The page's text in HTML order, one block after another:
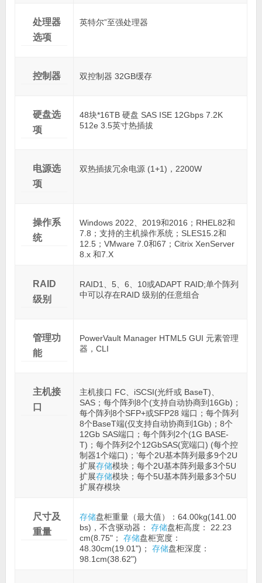
处理器
选项
英特尔”至强处理器
控制器 双控制器 32GB缓存
硬盘选
项
48块*16TB 硬盘 SAS ISE 12Gbps 7.2K
512e 3.5英寸热插拔
电源选
项
双热插拔冗余电源 (1+1)，2200W
操作系
统
Windows 2022、2019和2016；RHEL82和
7.8；支持的主机操作系统；SLES15.2和
12.5；VMware 7.0和67；Citrix XenServer
8.x 和7.X
RAID
级别
RAID1、5、6、10或ADAPT RAID;单个阵列
中可以存在RAID 级别的任意组合
管理功
能
PowerVault Manager HTML5 GUI 元素管理
器，CLI
主机接
口
主机接口 FC、iSCSI(光纤或 BaseT)、
SAS；每个阵列8个(支持自动协商到16Gb)；
每个阵列8个SFP+或SFP28 端口；每个阵列
8个BaseT端(仅支持自动协商到1Gb)；8个
12Gb SAS端口；每个阵列2个(1G BASE-
T)；每个阵列2个12GbSAS(宽端口) (每个控
制器1个端口)；’每个2U基本阵列最多9个2U
扩展存储模块；每个2U基本阵列最多3个5U
扩展存储模块；每个5U基本阵列最多3个5U
扩展存模块
尺寸及
重量
存储盘柜重量（最大值）：64.00kg(141.00
bs)，不含驱动器： 存储盘柜高度： 22.23
cm(8.75"； 存储盘柜宽度：
48.30cm(19.01")； 存储盘柜深度：
98.1cm(38.62")